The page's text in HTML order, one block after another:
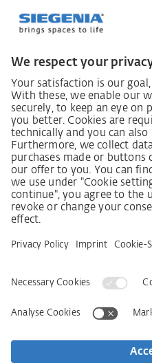
Zákon o náležité péči
Lieferantenkodex
Grundsatzerklärung
Beschwerdeverfahren
Impressum VOB